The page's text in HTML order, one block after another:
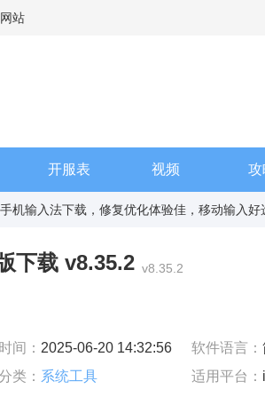
站
开服表 视频 攻
机输入法下载，修复优化体验佳，移动输入好
下载 v8.35.2 v8.35.2
间： 2025-06-20 14:32:56 软件语言：
类： 系统工具 适用平台：